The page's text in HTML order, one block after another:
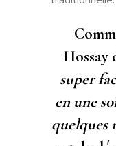
Hossay
super
en une
quelques